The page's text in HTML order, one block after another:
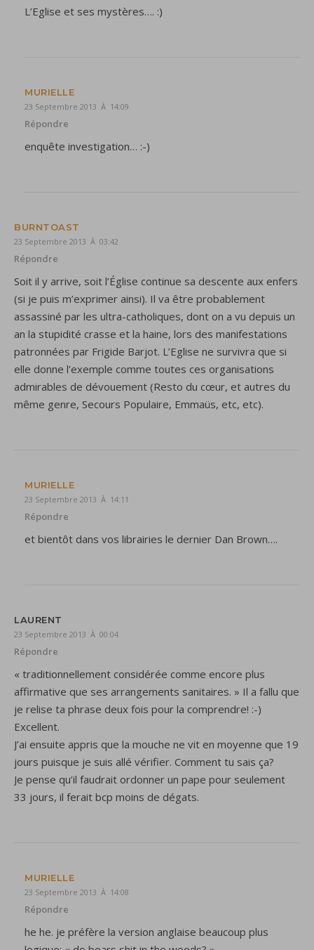
L’Eglise et ses mystères…. :)
MURIELLE
23 Septembre 2013 À 14:09
Répondre
enquête investigation… :-)
BURNTOAST
23 Septembre 2013 À 03:42
Répondre
Soit il y arrive, soit l’Église continue sa descente aux enfers
(si je puis m’exprimer ainsi). Il va être probablement
assassiné par les ultra-catholiques, dont on a vu depuis un
an la stupidité crasse et la haine, lors des manifestations
patronnées par Frigide Barjot. L’Eglise ne survivra que si
elle donne l’exemple comme toutes ces organisations
admirables de dévouement (Resto du cœur, et autres du
même genre, Secours Populaire, Emmaüs, etc, etc).
MURIELLE
23 Septembre 2013 À 14:11
Répondre
et bientôt dans vos librairies le dernier Dan Brown….
LAURENT
23 Septembre 2013 À 00:04
Répondre
« traditionnellement considérée comme encore plus
affirmative que ses arrangements sanitaires. » Il a fallu que
je relise ta phrase deux fois pour la comprendre! :-)
Excellent.
J’ai ensuite appris que la mouche ne vit en moyenne que 19
jours puisque je suis allé vérifier. Comment tu sais ça?
Je pense qu’il faudrait ordonner un pape pour seulement
33 jours, il ferait bcp moins de dégats.
MURIELLE
23 Septembre 2013 À 14:08
Répondre
he he. je préfère la version anglaise beaucoup plus